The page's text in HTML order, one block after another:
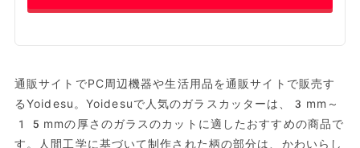
通販サイトでPC周辺機器や生活用品を通販サイトで販売す
るYoidesu。Yoidesuで人気のガラスカッターは、3mm～
15mmの厚さのガラスのカットに適したおすすめの商品で
す。人間工学に基づいて制作された柄の部分は、かわいらし